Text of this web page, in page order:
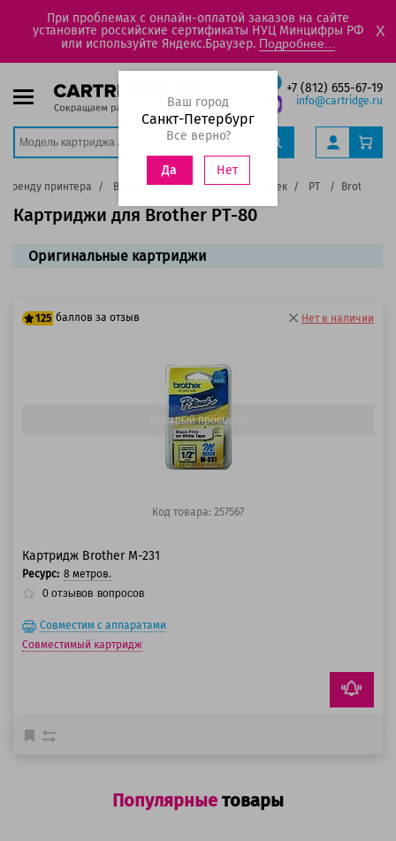
При проблемах с онлайн-оплатой заказов на сайте
установите российские сертификаты НУЦ Минцифры РФ
или используйте Яндекс.Браузер. Подробнее...
X
+7 (812) 655-67-19
info@cartridge.ru
Ваш город
Санкт-Петербург
Все верно?
Да Нет
принтера Brother Принтеры для наклеек PT Brother
Картриджи для Brother PT-80
Оригинальные картриджи
125 баллов за отзыв Нет в наличии
Быстрый просмотр
Код товара: 257567
Картридж Brother M-231
Ресурс: 8 метров.
0 отзывов вопросов
Совместим с аппаратами
Совместимый картридж
Популярные товары